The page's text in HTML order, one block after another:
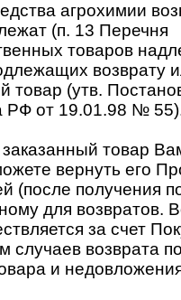
агрохимии
(п. 13 Перечня
товаров
возврату
товар (утв.
РФ от 19.01.98 №
товар
вернуть его
(после получения
для возвратов.
за счет
случаев возврата
и